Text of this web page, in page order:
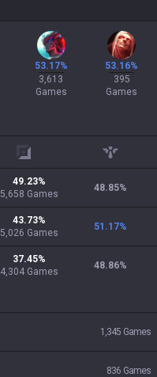
53.17%
3,613
Games
53.16%
395
Games
adc support
49.23%
5,658 Games
48.85%
43.73%
5,026 Games
51.17%
37.45%
4,304 Games
48.86%
1,345 Games
836 Games